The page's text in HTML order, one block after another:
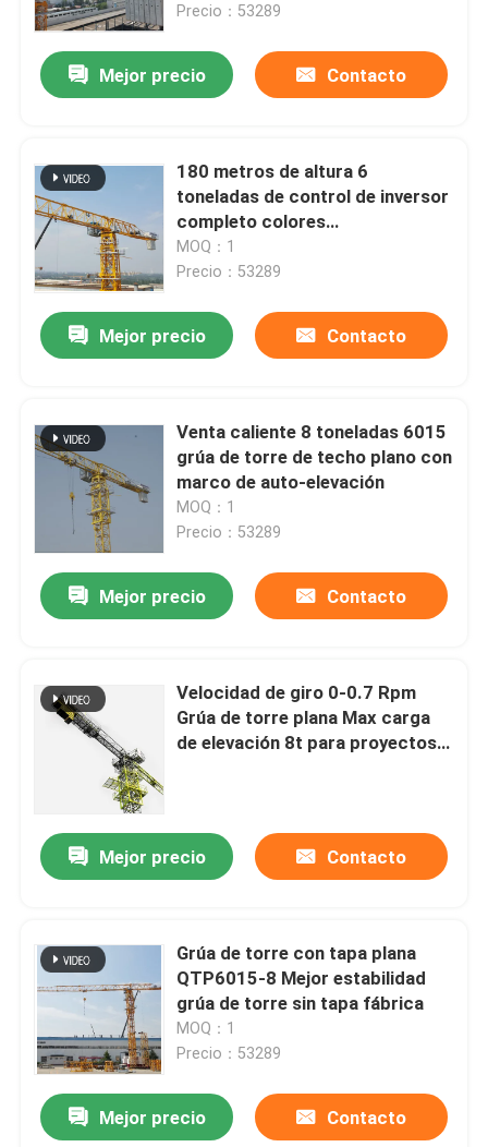
Productos
Videos
Sobre nosotros
Control de Calidad
Contacto
Solicitar una cotización
Grúa de la cabeza de martillo
Virar de bordo grúa
Polipasto de construcción
Grúa de torres de jib
elevador de la construcción
Precio：53289
Mejor precio Contacto
180 metros de altura 6
toneladas de control de inversor
completo colores
personalizados 6 toneladas mini
grúa de torre de construcción
MOQ：1
Precio：53289
Mejor precio Contacto
Venta caliente 8 toneladas 6015
grúa de torre de techo plano con
marco de auto-elevación
MOQ：1
Precio：53289
Mejor precio Contacto
Velocidad de giro 0-0.7 Rpm
Grúa de torre plana Max carga
de elevación 8t para proyectos
Mejor precio Contacto
Grúa de torre con tapa plana
QTP6015-8 Mejor estabilidad
grúa de torre sin tapa fábrica
MOQ：1
Precio：53289
Mejor precio Contacto